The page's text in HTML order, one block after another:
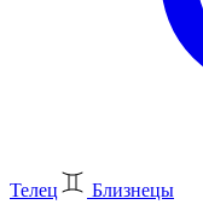
Телец Близнецы